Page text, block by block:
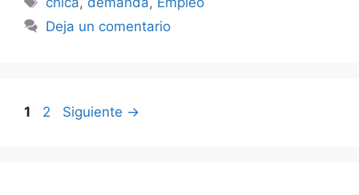
Deja un comentario
Página
1 Página
2 Siguiente →